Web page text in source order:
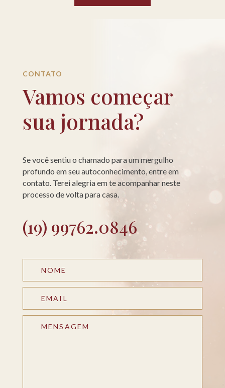
CONTATO
Vamos começar
sua jornada?
Se você sentiu o chamado para um mergulho
profundo em seu autoconhecimento, entre em
contato. Terei alegria em te acompanhar neste
processo de volta para casa.
(19) 99762.0846